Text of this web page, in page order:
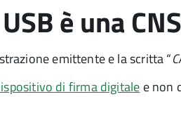
è una
emittente e la scritta “
di firma digitale e non